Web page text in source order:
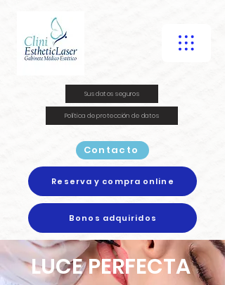
Contacto
Sus datos seguros
Política de protección de datos
Reserva y compra online
Bonos adquiridos
LUCE PERFECTA